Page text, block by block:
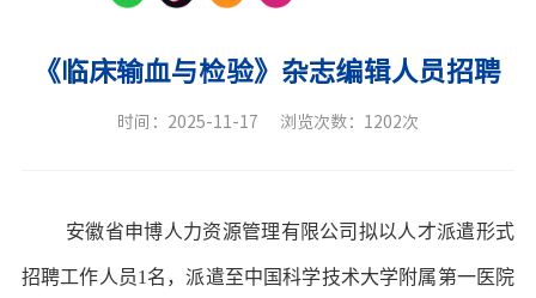
《临床输血与检验》杂志编辑人员招聘
时间：2025-11-17 浏览次数：1202次
安徽省申博人力资源管理有限公司拟以人才派遣形式
招聘工作人员1名，派遣至中国科学技术大学附属第一医院